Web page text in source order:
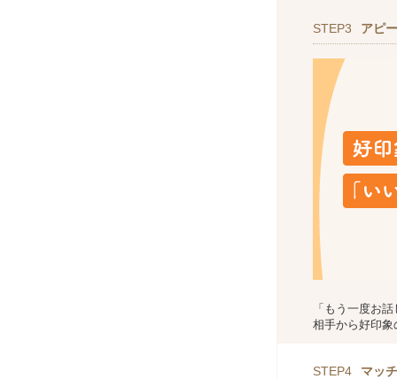
STEP3 アピ
「もう一度お
相手から好印
STEP4 マッ